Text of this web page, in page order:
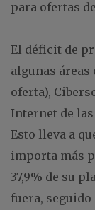
para ofertas
El déficit de
algunas áreas
oferta),
Internet de
Esto lleva a
importa más
37,9% de su
fuera,